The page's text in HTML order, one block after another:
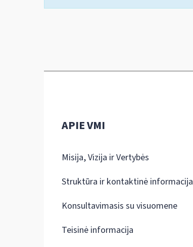
APIE VMI
Misija, Vizija ir Vertybės
Struktūra ir kontaktinė informacija
Konsultavimasis su visuomene
Teisinė informacija